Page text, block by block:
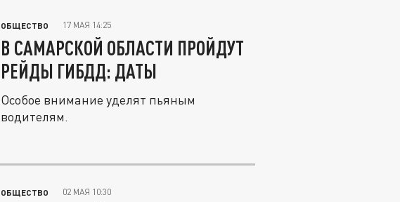
ОБЩЕСТВО 17 МАЯ 14:25
В САМАРСКОЙ ОБЛАСТИ ПРОЙДУТ
РЕЙДЫ ГИБДД: ДАТЫ
Особое внимание уделят пьяным
водителям.
ОБЩЕСТВО 02 МАЯ 10:30